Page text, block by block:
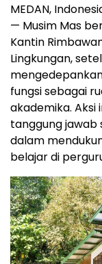
MEDAN,
— Musim Mas
Kantin
Lingkungan,
fungsi sebagai
akademika. Aksi
tanggung jawab
dalam
belajar di